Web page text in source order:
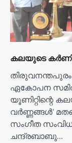
കലയുടെ
തിരുവനന്തപുരം
ഏകോപന
യൂണിറ്റിന്റെ
വർണ്ണങ്ങൾ’
സംഗീത
ചന്ദ്രബാബു…